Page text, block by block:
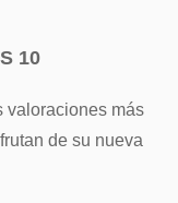
10
valoraciones más
de su nueva